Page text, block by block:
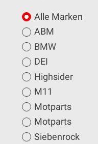
Alle Marken
ABM
BMW
DEI
Highsider
M11
Motparts
Motparts
Siebenrock